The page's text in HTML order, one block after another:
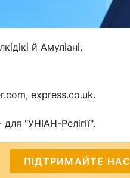
й Амуліані.
express.co.uk.
для "УНІАН-Релігії".
ПІДТРИМАЙТЕ НАС